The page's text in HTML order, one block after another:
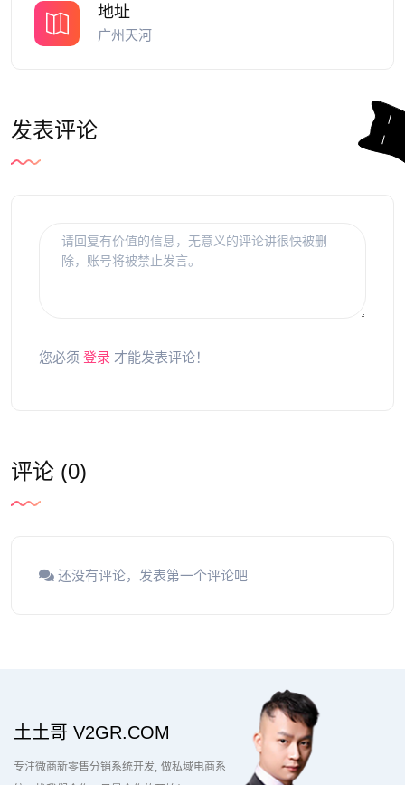
地址
广州天河
发表评论
您必须 登录 才能发表评论！
评论 (0)
还没有评论，发表第一个评论吧
土土哥 V2GR.COM
专注微商新零售分销系统开发 做私域电商系